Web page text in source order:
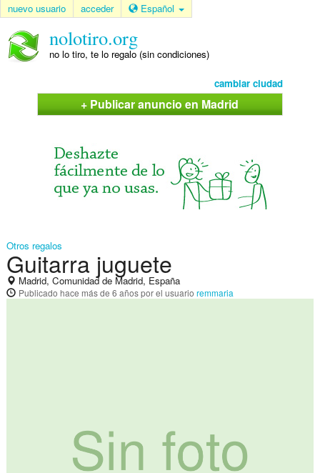
nuevo usuario acceder Español
nolotiro.org
no lo tiro, te lo regalo (sin condiciones)
cambiar ciudad
+ Publicar anuncio en Madrid
Otros regalos
Guitarra juguete
Madrid, Comunidad de Madrid, España
Publicado hace más de 6 añospor el usuario remmaria